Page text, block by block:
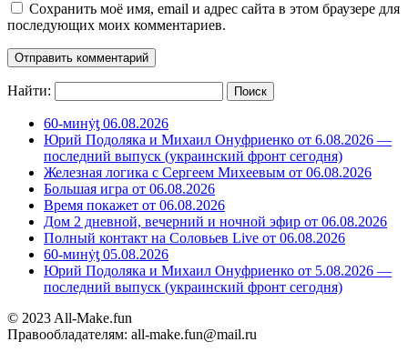
Сохранить моё имя, email и адрес сайта в этом браузере для
последующих моих комментариев.
Найти:
60-минẏƫ 06.08.2026
Юрий Подоляка и Михаил Онуфриенко от 6.08.2026 —
последний выпуск (украинский фронт сегодня)
Железная логика с Сергеем Михеевым от 06.08.2026
Большая игра от 06.08.2026
Время покажет от 06.08.2026
Дом 2 дневной, вечерний и ночной эфир от 06.08.2026
Полный контакт на Соловьев Live от 06.08.2026
60-минẏƫ 05.08.2026
Юрий Подоляка и Михаил Онуфриенко от 5.08.2026 —
последний выпуск (украинский фронт сегодня)
© 2023 All-Make.fun
Правообладателям: all-make.fun@mail.ru